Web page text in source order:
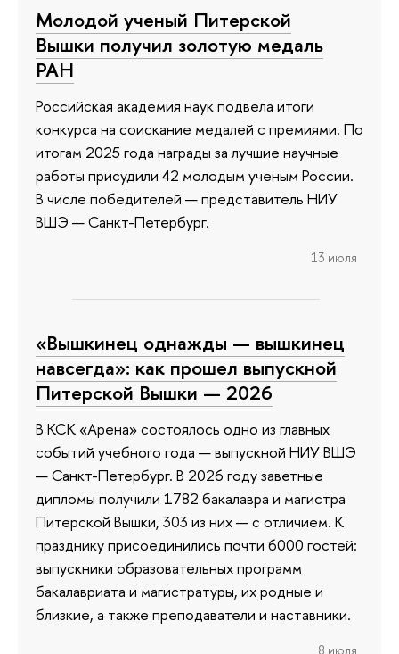
Молодой ученый Питерской
Вышки получил золотую медаль
РАН
Российская академия наук подвела итоги
конкурса на соискание медалей с премиями. По
итогам 2025 года награды за лучшие научные
работы присудили 42 молодым ученым России.
В числе победителей — представитель НИУ
ВШЭ — Санкт-Петербург.
13 июля
«Вышкинец однажды — вышкинец
навсегда»: как прошел выпускной
Питерской Вышки — 2026
В КСК «Арена» состоялось одно из главных
событий учебного года — выпускной НИУ ВШЭ
— Санкт-Петербург. В 2026 году заветные
дипломы получили 1782 бакалавра и магистра
Питерской Вышки, 303 из них — с отличием. К
празднику присоединились почти 6000 гостей:
выпускники образовательных программ
бакалавриата и магистратуры, их родные и
близкие, а также преподаватели и наставники.
8 июля